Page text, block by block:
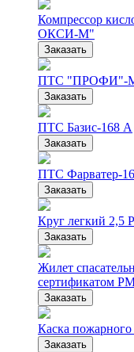
Компрессор
ОКСИ-М"
Заказать
ПТС "ПРОФИ"-
Заказать
ПТС Базис-168 А
Заказать
ПТС Фарватер-
Заказать
Круг легкий 2,5
Заказать
Жилет
сертификатом
Заказать
Каска
Заказать